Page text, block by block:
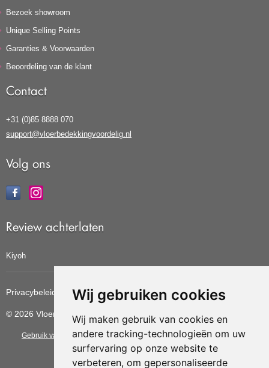
Wij gebruiken cookies
Wij maken gebruik van cookies en
andere tracking-technologieën om uw
surfervaring op onze website te
verbeteren, om gepersonaliseerde
Bezoek showroom
Unique Selling Points
Garanties & Voorwaarden
Beoordeling van de klant
Contact
+31 (0)85 8888 070
support@vloerbedekkingvoordelig.nl
Volg ons
Review achterlaten
Kiyoh
Privacybeleid Cookiebeleid Update cookies voorkeuren
© 2026 Vloerbedekkingvoordelig
Gebruik van deze site betekent dat u dealgemene voorwaarden van CBW
erkende woonwinkels accepteert.